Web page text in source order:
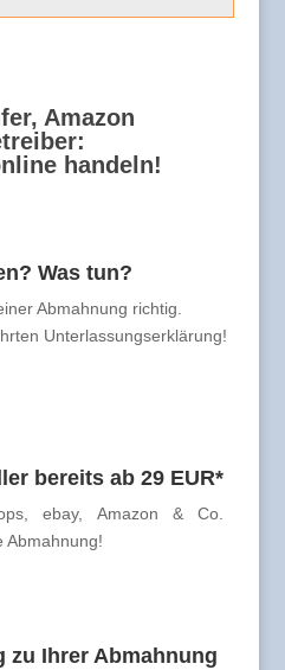
Amazon
handeln!
Was tun?
Abmahnung richtig.
Unterlassungserklärung!
bereits ab 29 EUR*
ebay, Amazon & Co.
Abmahnung!
zu Ihrer Abmahnung